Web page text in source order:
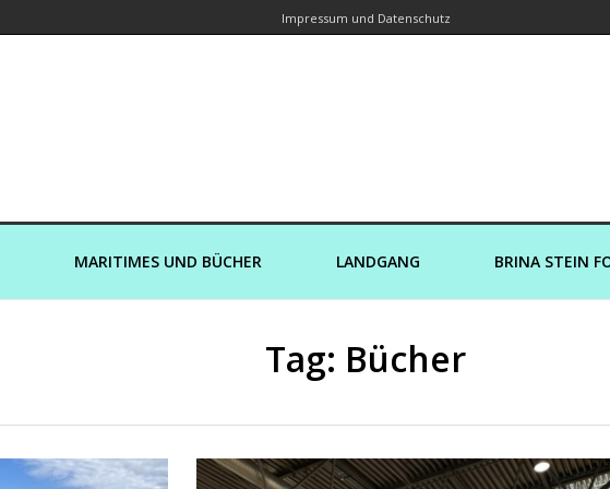
Impressum und Datenschutz
MARITIMES UND BÜCHER LANDGANG BRINA STEIN
Tag: Bücher